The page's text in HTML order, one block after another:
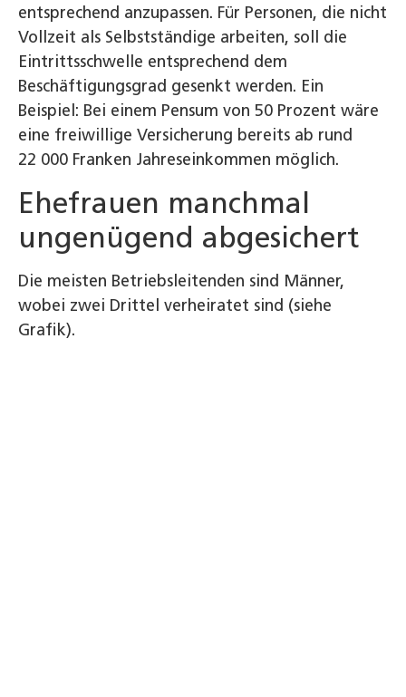
entsprechend anzupassen. Für Personen, die nicht
Vollzeit als Selbstständige arbeiten, soll die
Eintrittsschwelle entsprechend dem
Beschäftigungsgrad gesenkt werden. Ein
Beispiel: Bei einem Pensum von 50 Prozent wäre
eine freiwillige Versicherung bereits ab rund
22 000 Franken Jahreseinkommen möglich.
Ehefrauen manchmal
ungenügend abgesichert
Die meisten Betriebsleitenden sind Männer,
wobei zwei Drittel verheiratet sind (siehe
Grafik).